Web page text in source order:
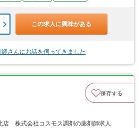
この求人に興味がある
さんにお話を伺ってきました
保存する
株式会社コスモス調剤の薬剤師求人